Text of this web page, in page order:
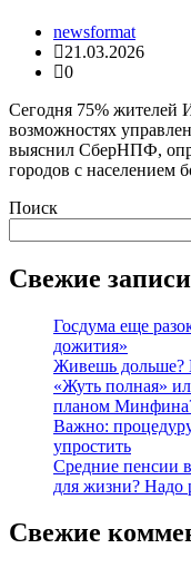
newsformat
21.03.2026
0
Сегодня 75% жителей
возможностях
выяснил СберНПФ,
городов с населением
Поиск
Свежие записи
Госдума еще
дожития»
Живешь дольше?
«Жуть полная»
планом
Важно:
упростить
Средние пенсии
для жизни? Надо
Свежие